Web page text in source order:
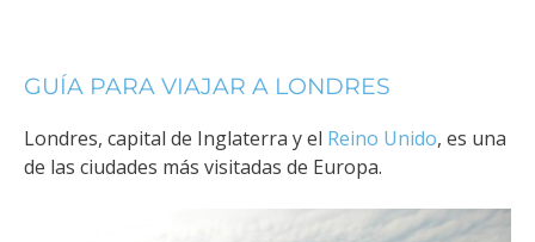
GUÍA PARA VIAJAR A LONDRES
Londres, capital de Inglaterra y el Reino Unido, es una
de las ciudades más visitadas de Europa.